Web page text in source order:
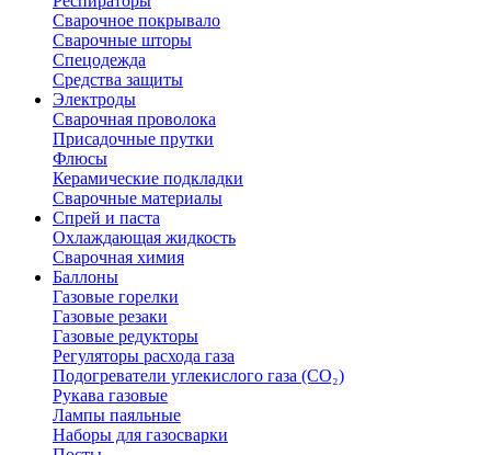
Сварочное покрывало
Сварочные шторы
Спецодежда
Средства защиты
Электроды
Сварочная проволока
Присадочные прутки
Флюсы
Керамические подкладки
Сварочные материалы
Спрей и паста
Охлаждающая жидкость
Сварочная химия
Баллоны
Газовые горелки
Газовые резаки
Газовые редукторы
Регуляторы расхода газа
Подогреватели углекислого газа (CO₂)
Рукава газовые
Лампы паяльные
Наборы для газосварки